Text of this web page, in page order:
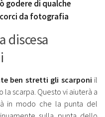
godere di qualche
da fotografia
discesa
ben stretti gli scarponi il
la scarpa. Questo vi aiuterà a
in modo che la punta del